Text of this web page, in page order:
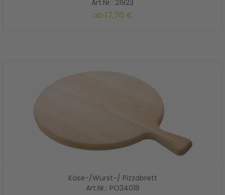
Art.Nr.: 21923
ab 17,70 €
Käse-/Wurst-/ Pizzabrett
Art.Nr.: PO34018